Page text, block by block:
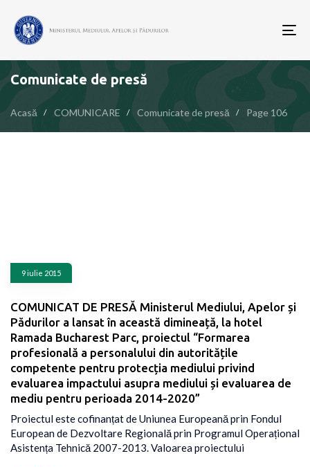
Comunicate de presă
Acasă COMUNICARE Comunicate de presă Page 106
9 iulie 2015
COMUNICAT DE PRESĂ Ministerul Mediului, Apelor și
Pădurilor a lansat în această dimineață, la hotel
Ramada Bucharest Parc, proiectul “Formarea
profesională a personalului din autoritățile
competente pentru protecția mediului privind
evaluarea impactului asupra mediului și evaluarea de
mediu pentru perioada 2014-2020”
Proiectul este cofinanțat de Uniunea Europeană prin Fondul
European de Dezvoltare Regională prin Programul Operațional
Asistența Tehnică 2007-2013. Valoarea proiectului